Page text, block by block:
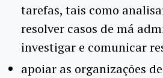
tarefas, tais como
resolver casos de má
investigar e comunicar
apoiar as organizações